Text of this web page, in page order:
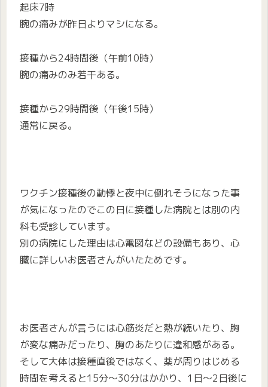
起床7時
腕の痛みが昨日よりマシになる。
接種から24時間後（午前10時）
腕の痛みのみ若干ある。
接種から29時間後（午後15時）
通常に戻る。
ワクチン接種後の動悸と夜中に倒れそうになった事
が気になったのでこの日に接種した病院とは別の内
科も受診しています。
別の病院にした理由は心電図などの設備もあり、心
臓に詳しいお医者さんがいたためです。
お医者さんが言うには心筋炎だと熱が続いたり、胸
が変な痛みだったり、胸のあたりに違和感がある。
そして大体は接種直後ではなく、薬が周りはじめる
時間を考えると15分〜30分はかかり、1日〜2日後に